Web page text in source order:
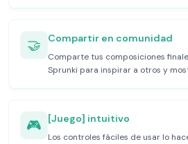
🤝 Compartir en comunidad
Comparte tus composiciones
Sprunki para inspirar a otros y
🎮 [Juego] intuitivo
Los controles fáciles de usar lo